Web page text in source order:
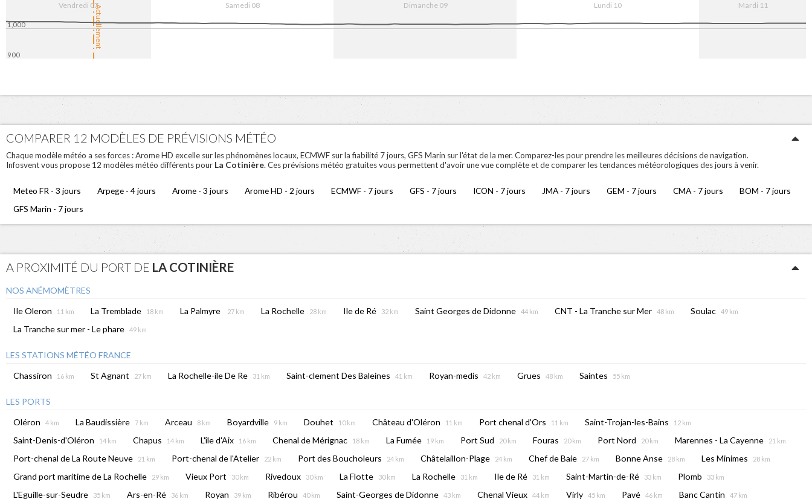
Actuellement
Vendredi 07 Samedi 08 Dimanche 09 Lundi 10 Mardi 11
900
1,000
COMPARER 12 MODÈLES DE PRÉVISIONS MÉTÉO
Chaque modèle météo a ses forces : Arome HD excelle sur les phénomènes locaux, ECMWF sur la fiabilité 7 jours, GFS Marin sur l'état de la mer. Comparez-les pour prendre les meilleures décisions de navigation.
Infosvent vous propose 12 modèles météo différents pour La Cotinière. Ces prévisions météo gratuites vous permettent d'avoir une vue complète et de comparer les tendances météorologiques des jours à venir.
Meteo FR - 3 jours Arpege - 4 jours Arome - 3 jours Arome HD - 2 jours ECMWF - 7 jours GFS - 7 jours ICON - 7 jours JMA - 7 jours GEM - 7 jours CMA - 7 jours
BOM - 7 jours
GFS Marin - 7 jours
A PROXIMITÉ DU PORT DE LA COTINIÈRE
NOS ANÉMOMÈTRES
Ile Oleron
11 km La Tremblade 18 km La Palmyre 27 km La Rochelle 28 km Ile de Ré 32 km Saint Georges de Didonne 44 km CNT - La Tranche sur Mer 48 km Soulac 49 km
La Tranche sur mer - Le phare 49 km
LES STATIONS MÉTÉO FRANCE
Chassiron
16 km St Agnant 27 km La Rochelle-ile De Re 31 km Saint-clement Des Baleines 41 km Royan-medis 42 km Grues 48 km Saintes 55 km
LES PORTS
Oléron
4 km La Baudissière 7 km Arceau 8 km Boyardville 9 km Douhet 10 km Château d'Oléron 11 km Port chenal d'Ors 11 km Saint-Trojan-les-Bains 12 km
Saint-Denis-d'Oléron 14 km Chapus 14 km L'île d'Aix 16 km Chenal de Mérignac 18 km La Fumée 19 km Port Sud 20 km Fouras 20 km Port Nord 20 km Marennes - La Cayenne 21 km
Port-chenal de La Route Neuve 21 km Port-chenal de l'Atelier 22 km Port des Boucholeurs 24 km Châtelaillon-Plage 24 km Chef de Baie 27 km Bonne Anse 28 km Les Minimes 28 km
Grand port maritime de La Rochelle 29 km Vieux Port 30 km Rivedoux 30 km La Flotte 30 km La Rochelle 31 km Ile de Ré 31 km Saint-Martin-de-Ré 33 km Plomb 33 km
L'Eguille-sur-Seudre 35 km Ars-en-Ré 36 km Royan 39 km Ribérou 40 km Saint-Georges de Didonne 43 km Chenal Vieux 44 km Virly 45 km Pavé 46 km Banc Cantin 47 km